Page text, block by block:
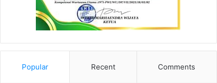
Popular Recent Comments